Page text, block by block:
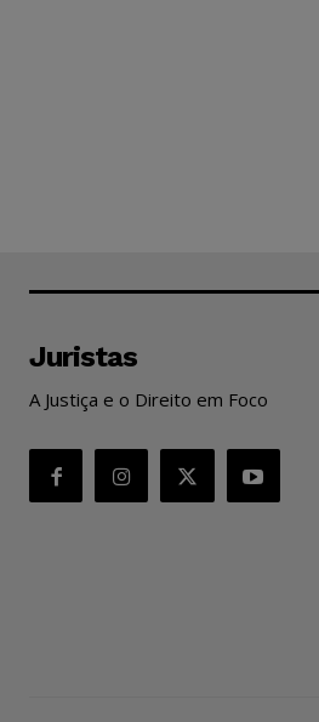
Juristas
A Justiça e o Direito em Foco